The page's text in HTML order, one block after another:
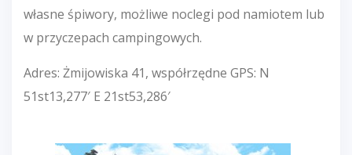
własne śpiwory, możliwe noclegi pod namiotem lub
w przyczepach campingowych.
Adres: Żmijowiska 41, współrzędne GPS: N
51st13,277′ E 21st53,286′